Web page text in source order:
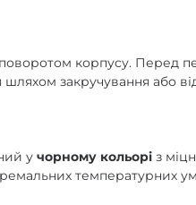
корпусу. Перед
закручування або
учорному кольорі з
температурних